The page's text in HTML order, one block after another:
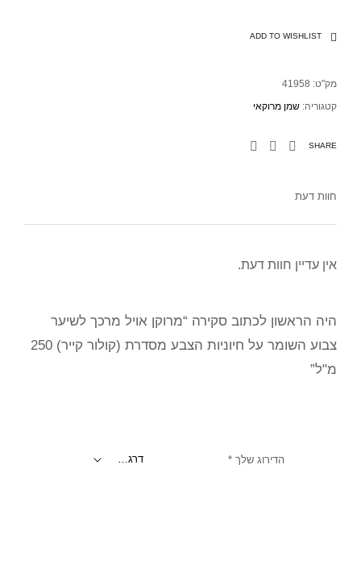
ADD TO WISHLIST
מק"ט: 41958
קטגוריה: שמן מרוקאי
SHARE
חוות דעת
אין עדיין חוות דעת.
היה הראשון לכתוב סקירה “מרוקן אויל מרכך לשיער
צבוע השומר על חיוניות הצבע מסדרת (קולור קייר) 250
מ"ל”
הדירוג שלך *